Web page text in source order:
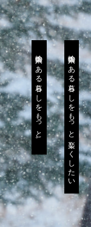
輸入車のある暮らしをもっと楽しくしたい
輸入車のある暮らしをもっと。